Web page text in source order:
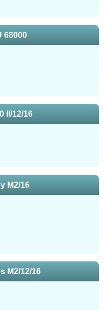
68000
II/12/16
M2/16
M2/12/16